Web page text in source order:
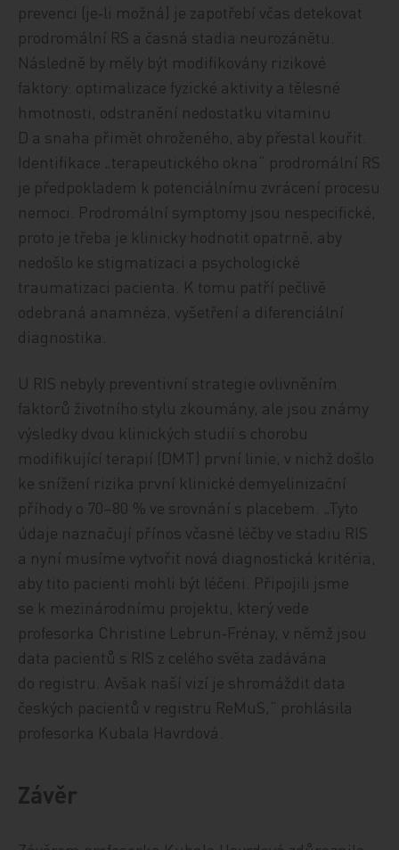
prevenci (je‑li možná) je zapotřebí včas detekovat
prodromální RS a časná stadia neurozánětu.
Následně by měly být modifikovány rizikové
faktory: optimalizace fyzické aktivity a tělesné
hmotnosti, odstranění nedostatku vitaminu
D a snaha přimět ohroženého, aby přestal kouřit.
Identifikace „terapeutického okna“ prodromální RS
je předpokladem k potenciálnímu zvrácení procesu
nemoci. Prodromální symptomy jsou nespecifické,
proto je třeba je klinicky hodnotit opatrně, aby
nedošlo ke stigmatizaci a psychologické
traumatizaci pacienta. K tomu patří pečlivě
odebraná anamnéza, vyšetření a diferenciální
diagnostika.
U RIS nebyly preventivní strategie ovlivněním
faktorů životního stylu zkoumány, ale jsou známy
výsledky dvou klinických studií s chorobu
modifikující terapií (DMT) první linie, v nichž došlo
ke snížení rizika první klinické demyelinizační
příhody o 70–80 % ve srovnání s placebem. „Tyto
údaje naznačují přínos včasné léčby ve stadiu RIS
a nyní musíme vytvořit nová diagnostická kritéria,
aby tito pacienti mohli být léčeni. Připojili jsme
se k mezinárodnímu projektu, který vede
profesorka Christine Lebrun‑Frénay, v němž jsou
data pacientů s RIS z celého světa zadávána
do registru. Avšak naší vizí je shromáždit data
českých pacientů v registru ReMuS,“ prohlásila
profesorka Kubala Havrdová.
Závěr